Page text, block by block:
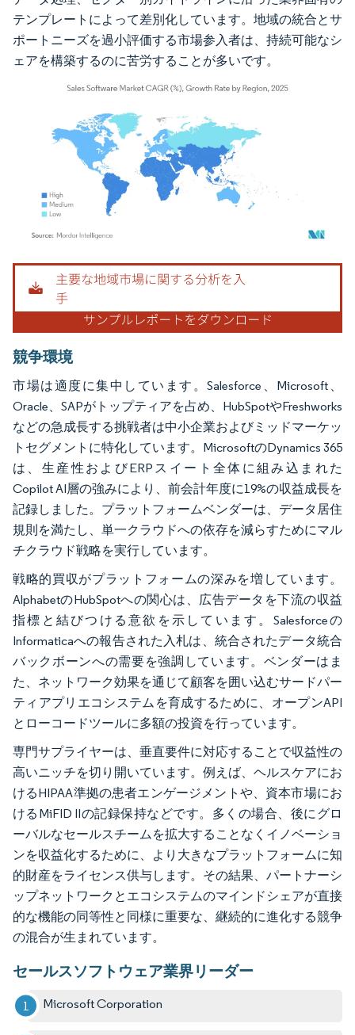
テンプレートによって差別化しています。地域の統合とサ
ポートニーズを過小評価する市場参入者は、持続可能なシ
ェアを構築するのに苦労することが多いです。
画像 © Mordor Intelligence。再利用にはCC BY 4.0の表示が必要です。
競争環境
市場は適度に集中しています。Salesforce、Microsoft、
Oracle、SAPがトップティアを占め、HubSpotやFreshworks
などの急成長する挑戦者は中小企業およびミッドマーケッ
トセグメントに特化しています。MicrosoftのDynamics 365
は、生産性およびERPスイート全体に組み込まれた
Copilot AI層の強みにより、前会計年度に19%の収益成長を
記録しました。プラットフォームベンダーは、データ居住
規則を満たし、単一クラウドへの依存を減らすためにマル
チクラウド戦略を実行しています。
戦略的買収がプラットフォームの深みを増しています。
AlphabetのHubSpotへの関心は、広告データを下流の収益
指標と結びつける意欲を示しています。Salesforceの
Informaticaへの報告された入札は、統合されたデータ統合
バックボーンへの需要を強調しています。ベンダーはま
た、ネットワーク効果を通じて顧客を囲い込むサードパー
ティアプリエコシステムを育成するために、オープンAPI
とローコードツールに多額の投資を行っています。
専門サプライヤーは、垂直要件に対応することで収益性の
高いニッチを切り開いています。例えば、ヘルスケアにお
けるHIPAA準拠の患者エンゲージメントや、資本市場にお
けるMiFID IIの記録保持などです。多くの場合、後にグロ
ーバルなセールスチームを拡大することなくイノベーショ
ンを収益化するために、より大きなプラットフォームに知
的財産をライセンス供与します。その結果、パートナーシ
ップネットワークとエコシステムのマインドシェアが直接
的な機能の同等性と同様に重要な、継続的に進化する競争
の混合が生まれています。
セールスソフトウェア業界リーダー
Microsoft Corporation